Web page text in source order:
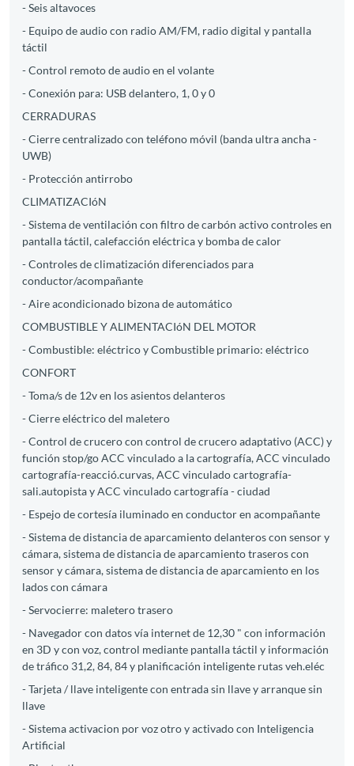
- Seis altavoces
- Equipo de audio con radio AM/FM, radio digital y pantalla
táctil
- Control remoto de audio en el volante
- Conexión para: USB delantero, 1, 0 y 0
CERRADURAS
- Cierre centralizado con teléfono móvil (banda ultra ancha -
UWB)
- Protección antirrobo
CLIMATIZACIóN
- Sistema de ventilación con filtro de carbón activo controles en
pantalla táctil, calefacción eléctrica y bomba de calor
- Controles de climatización diferenciados para
conductor/acompañante
- Aire acondicionado bizona de automático
COMBUSTIBLE Y ALIMENTACIóN DEL MOTOR
- Combustible: eléctrico y Combustible primario: eléctrico
CONFORT
- Toma/s de 12v en los asientos delanteros
- Cierre eléctrico del maletero
- Control de crucero con control de crucero adaptativo (ACC) y
función stop/go ACC vinculado a la cartografía, ACC vinculado
cartografía-reacció.curvas, ACC vinculado cartografía-
sali.autopista y ACC vinculado cartografía - ciudad
- Espejo de cortesía iluminado en conductor en acompañante
- Sistema de distancia de aparcamiento delanteros con sensor y
cámara, sistema de distancia de aparcamiento traseros con
sensor y cámara, sistema de distancia de aparcamiento en los
lados con cámara
- Servocierre: maletero trasero
- Navegador con datos vía internet de 12,30 " con información
en 3D y con voz, control mediante pantalla táctil y información
de tráfico 31,2, 84, 84 y planificación inteligente rutas veh.eléc
- Tarjeta / llave inteligente con entrada sin llave y arranque sin
llave
- Sistema activacion por voz otro y activado con Inteligencia
Artificial